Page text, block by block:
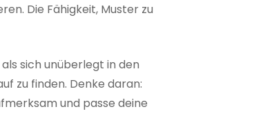
Die Fähigkeit, Muster zu
sich unüberlegt in den
zu finden. Denke daran:
und passe deine